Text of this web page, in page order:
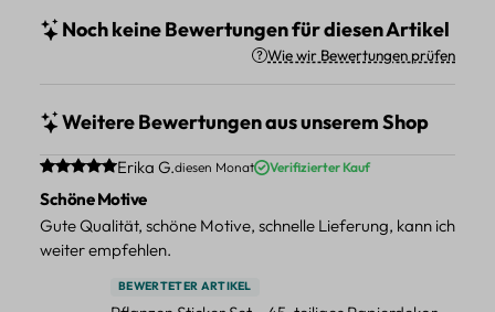
Noch keine Bewertungen für diesen Artikel
Wie wir Bewertungen prüfen
Weitere Bewertungen aus unserem Shop
Durchschnittliche Bewertung von 5 von 5 Sternen
Erika G.diesen Monat Verifizierter Kauf
Schöne Motive
Gute Qualität, schöne Motive, schnelle Lieferung, kann ich
weiter empfehlen.
BEWERTETER ARTIKEL